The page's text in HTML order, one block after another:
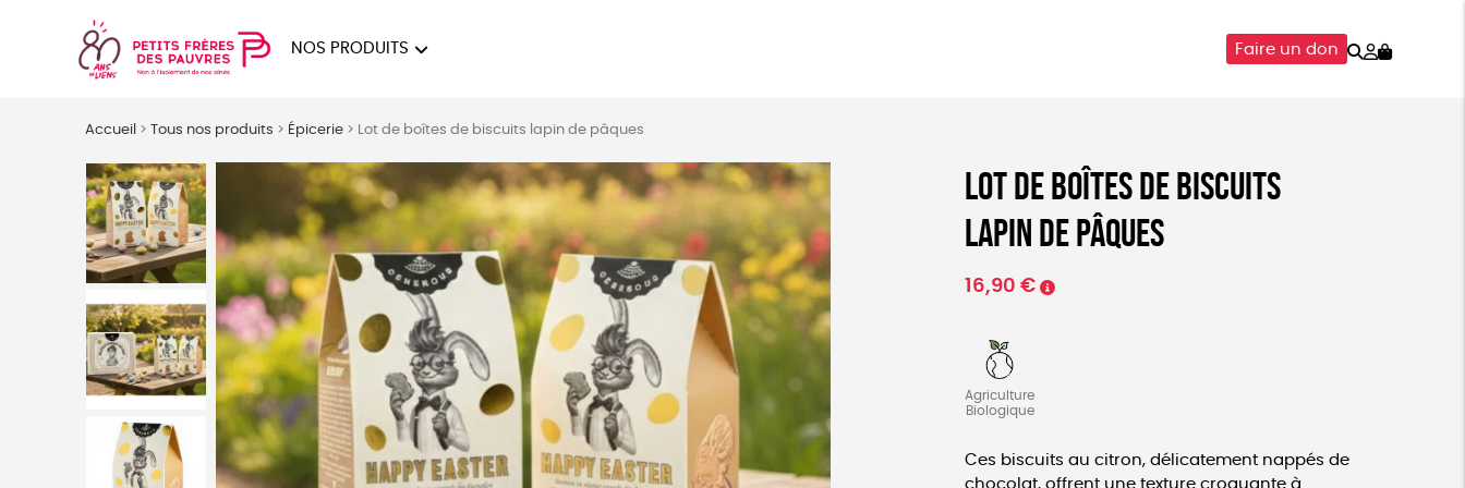
NOS PRODUITS Faire un don Rechercher
Mon
Accueil >Tous nos produits > Épicerie > Lot de boîtes de biscuits lapin de pâques
Lot de boîtes de biscuits
lapin de pâques
16,90 €
Agriculture
Biologique
Ces biscuits au citron, délicatement nappés de
chocolat, offrent une texture croquante à